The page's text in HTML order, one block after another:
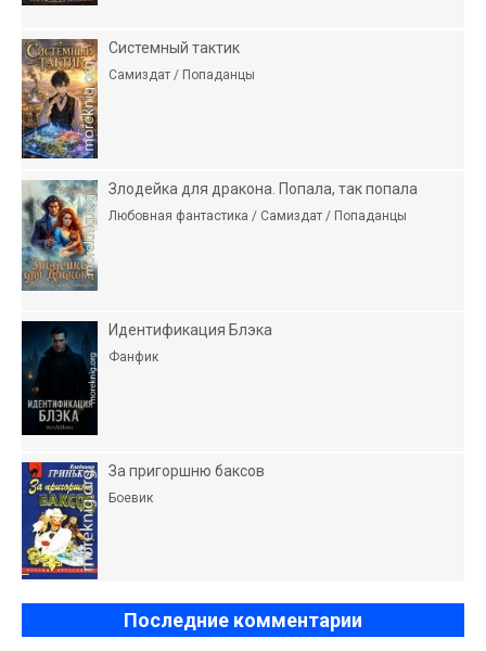
Системный тактик
Самиздат / Попаданцы
Злодейка для дракона. Попала, так попала
Любовная фантастика / Самиздат / Попаданцы
Идентификация Блэка
Фанфик
За пригоршню баксов
Боевик
Последние комментарии